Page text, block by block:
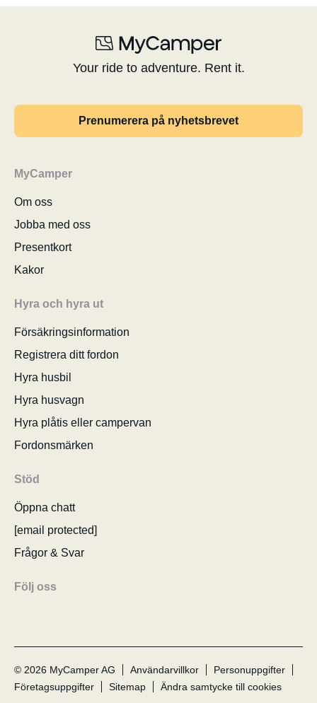
Your ride to adventure. Rent it.
Prenumerera på nyhetsbrevet
MyCamper
Om oss
Jobba med oss
Presentkort
Kakor
Hyra och hyra ut
Försäkringsinformation
Registrera ditt fordon
Hyra husbil
Hyra husvagn
Hyra plåtis eller campervan
Fordonsmärken
Stöd
Öppna chatt
[email protected]
Frågor & Svar
Följ oss
© 2026 MyCamper AG Användarvillkor
Personuppgifter
Företagsuppgifter
Sitemap Ändra samtycke till cookies